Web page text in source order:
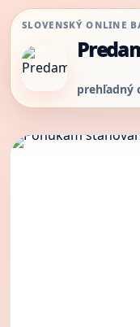
SLOVENSKÝ ONLINE